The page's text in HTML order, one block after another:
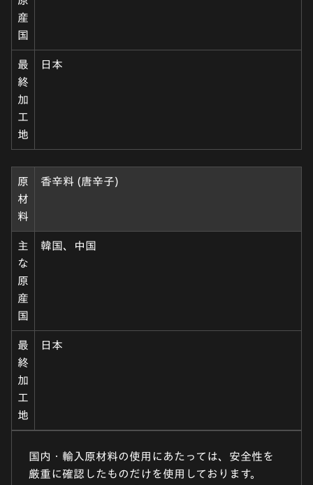
産
国
最
終
加
工
地
日本
原
材
料
香辛料 (唐辛子)
主
な
原
産
国
韓国、中国
最
終
加
工
地
日本
国内・輸入原材料の使用にあたっては、安全性を
厳重に確認したものだけを使用しております。